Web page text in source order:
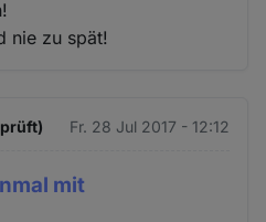
nie zu spät!
Fr. 28 Jul 2017 - 12:12
mit